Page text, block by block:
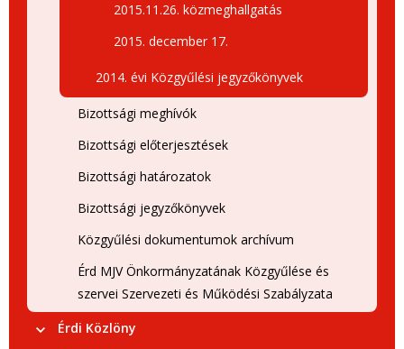
2015.11.26. közmeghallgatás
2015. december 17.
2014. évi Közgyűlési jegyzőkönyvek
Bizottsági meghívók
Bizottsági előterjesztések
Bizottsági határozatok
Bizottsági jegyzőkönyvek
Közgyűlési dokumentumok archívum
Érd MJV Önkormányzatának Közgyűlése és
szervei Szervezeti és Működési Szabályzata
Érdi Közlöny